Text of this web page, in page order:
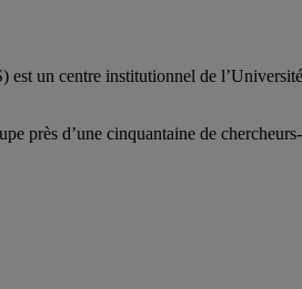
un centre institutionnel de
près d’une cinquantaine de chercheurs